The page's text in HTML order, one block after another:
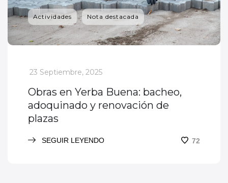
Actividades Nota destacada
_
23 Septiembre, 2025
Obras en Yerba Buena: bacheo,
adoquinado y renovación de
plazas
SEGUIR LEYENDO 72